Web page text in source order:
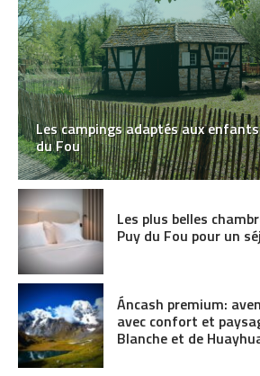
Les campings adaptés aux
du Fou
Les plus belles
Puy du Fou pour un
Áncash premium:
avec confort et
Blanche et de